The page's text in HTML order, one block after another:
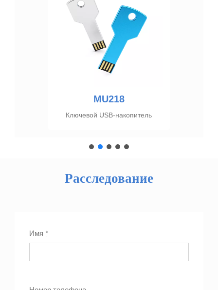
MU218
Ключевой USB-накопитель
Расследование
Имя *